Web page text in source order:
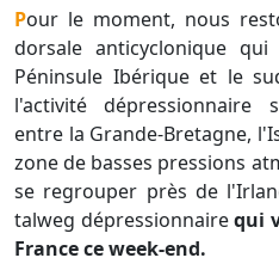
Pour le moment, nous restons sous l'influence de la
dorsale anticyclonique
Péninsule Ibérique et le
l'activité dépressionnaire
entre la Grande-Bretagne,
zone de basses pressions
se regrouper près de
talweg dépressionnairequi
France ce week-end.